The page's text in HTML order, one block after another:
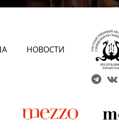
НОВОСТИ